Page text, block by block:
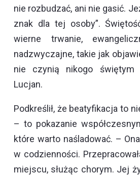
nie rozbudzać, ani nie gasić.
znak dla tej osoby”.
wierne trwanie,
nadzwyczajne, takie jak
nie czynią nikogo świętym
Lucjan.
Podkreślił, że beatyfikacja to
– to pokazanie
które warto naśladować. –
w codzienności.
miejscu, służąc chorym. Jej